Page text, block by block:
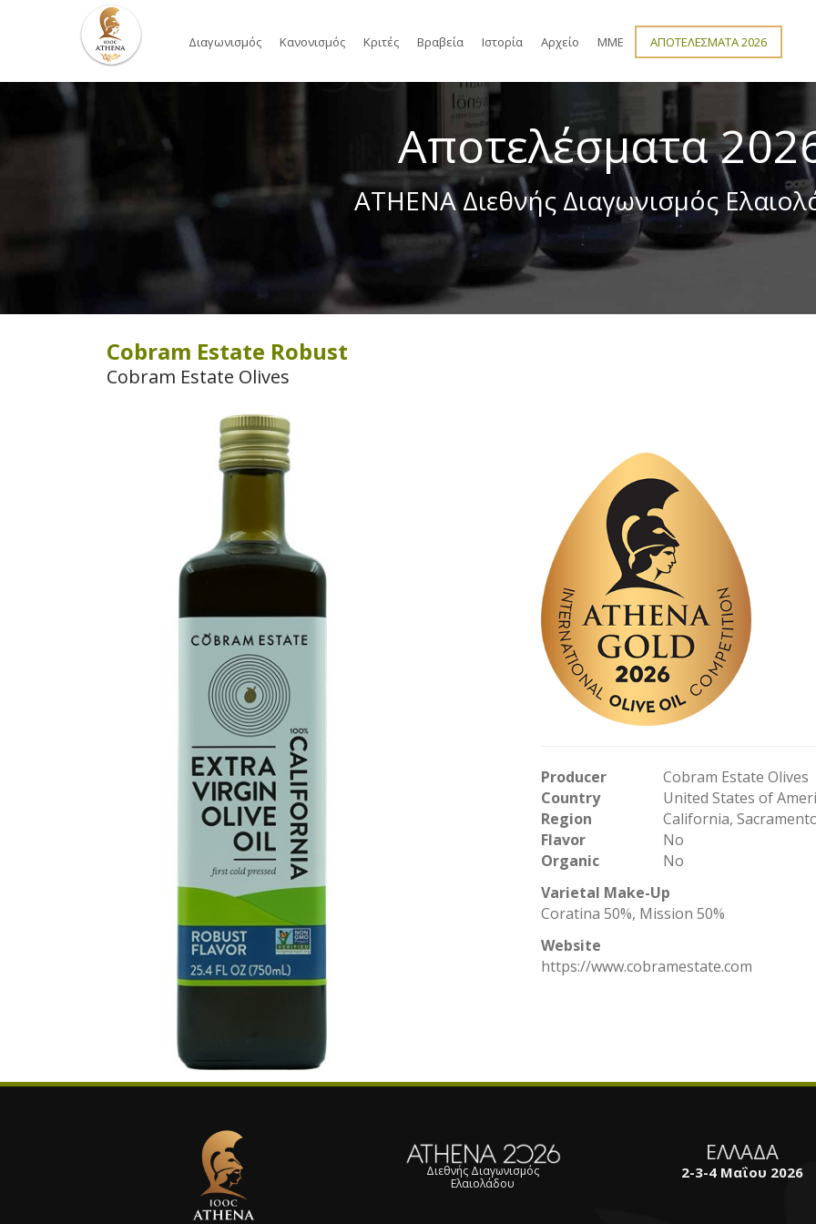
Διαγωνισμός Κανονισμός Κριτές Βραβεία Ιστορία Αρχείο ΜΜΕ ΑΠΟΤΕΛΕΣΜΑΤΑ 2026
Αποτελέσματα
ATHENA Διεθνής Διαγωνισμός
Cobram Estate Robust
Cobram Estate Olives
Producer
Cobram Estate Olives
Country
United States of
Region
California,
Flavor
No
Organic
No
Varietal Make-Up
Coratina 50%, Mission 50%
Website
https://www.cobramestate.com
Διεθνής Διαγωνισμός
Ελαιολάδου
ΕΛΛΑΔΑ
2-3-4 Μαΐου 2026